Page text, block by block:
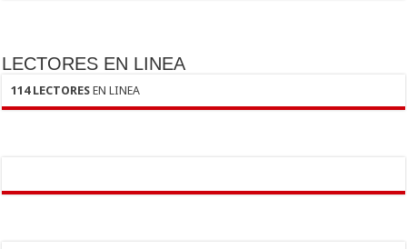
LECTORES EN LINEA
114 LECTORES EN LINEA